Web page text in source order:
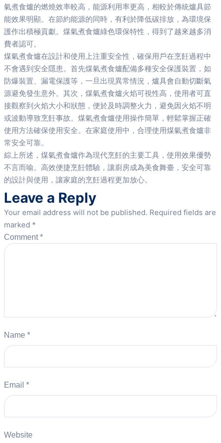
氣煮食爐的燃燒效率較高，能源利用率更高，相較於傳統爐具節
能效果明顯。在節約能源的同時，有利於降低碳排放，為環境保
護作出積極貢獻。煤氣煮食爐綠色環保特性，得到了越來越多消
費者認可。
煤氣煮食爐在設計和使用上注重安全性，確保用戶在烹飪過程中
不會遇到安全隱患。首先煤氣煮食爐配備多種安全保護裝置，如
防爆裝置、漏電保護等，一旦出現異常情況，爐具會自動切斷氣
源避免發生意外。其次，煤氣煮食爐火焰可視性高，使用者可直
接觀察到火焰大小和狀態，便於及時調整火力，避免因火焰不明
或波動導致烹飪事故。煤氣煮食爐使用操作簡單，輕鬆掌握正確
使用方法確保使用安全。在家庭使用中，合理使用煤氣煮食爐非
常安全可靠。
綜上所述，煤氣煮食爐作為現代烹飪的主要工具，使用效果優勢
不言而喻。高效便捷烹飪體驗，讓廚房成為美食舞臺，安全可靠
的設計與使用，讓家庭的烹飪過程更加放心。
Leave a Reply
Your email address will not be published. Required fields are
marked *
Comment*
Name *
Email *
Website